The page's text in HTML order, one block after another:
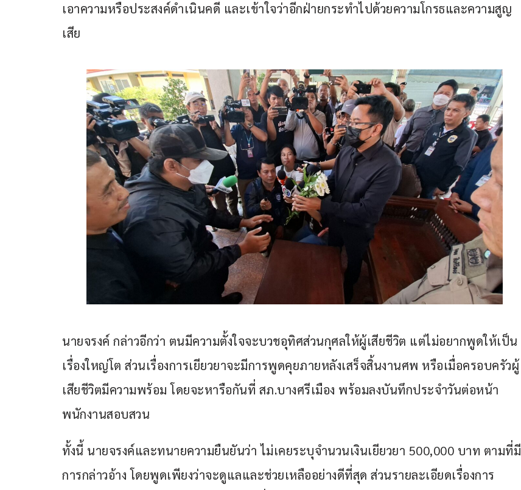
เอาความหรือประสงค์ดำเนินคดี และเข้าใจว่าอีกฝ่ายกระทำไปด้วยความโกรธและความสูญ
เสีย
นายจรงค์ กล่าวอีกว่า ตนมีความตั้งใจจะบวชอุทิศส่วนกุศลให้ผู้เสียชีวิต แต่ไม่อยากพูดให้เป็น
เรื่องใหญ่โต ส่วนเรื่องการเยียวยาจะมีการพูดคุยภายหลังเสร็จสิ้นงานศพ หรือเมื่อครอบครัวผู้
เสียชีวิตมีความพร้อม โดยจะหารือกันที่ สภ.บางศรีเมือง พร้อมลงบันทึกประจำวันต่อหน้า
พนักงานสอบสวน
ทั้งนี้ นายจรงค์และทนายความยืนยันว่า ไม่เคยระบุจำนวนเงินเยียวยา 500,000 บาท ตามที่มี
การกล่าวอ้าง โดยพูดเพียงว่าจะดูแลและช่วยเหลืออย่างดีที่สุด ส่วนรายละเอียดเรื่องการ